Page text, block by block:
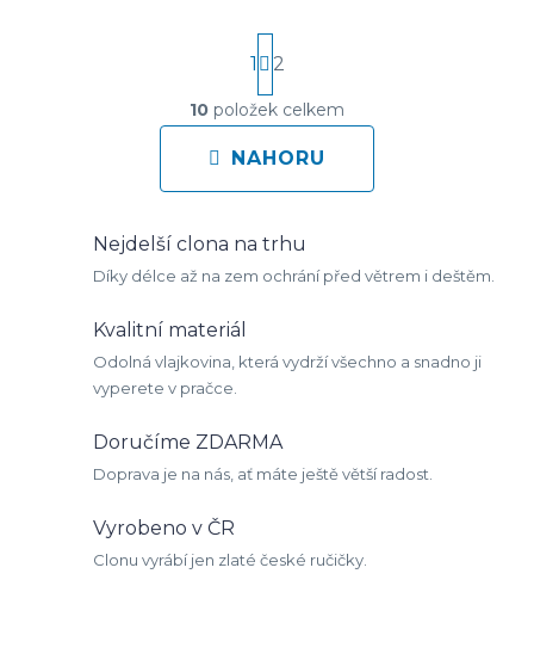
O
v
l
á
d
í
r
v
v
t
r
n
k
o
í
1 2
10 položek celkem
NAHORU
Nejdelší clona na trhu
Díky délce až na zem ochrání před větrem i deštěm.
Kvalitní materiál
Odolná vlajkovina, která vydrží všechno a snadno ji
vyperete v pračce.
Doručíme ZDARMA
Doprava je na nás, ať máte ještě větší radost.
Vyrobeno v ČR
Clonu vyrábí jen zlaté české ručičky.